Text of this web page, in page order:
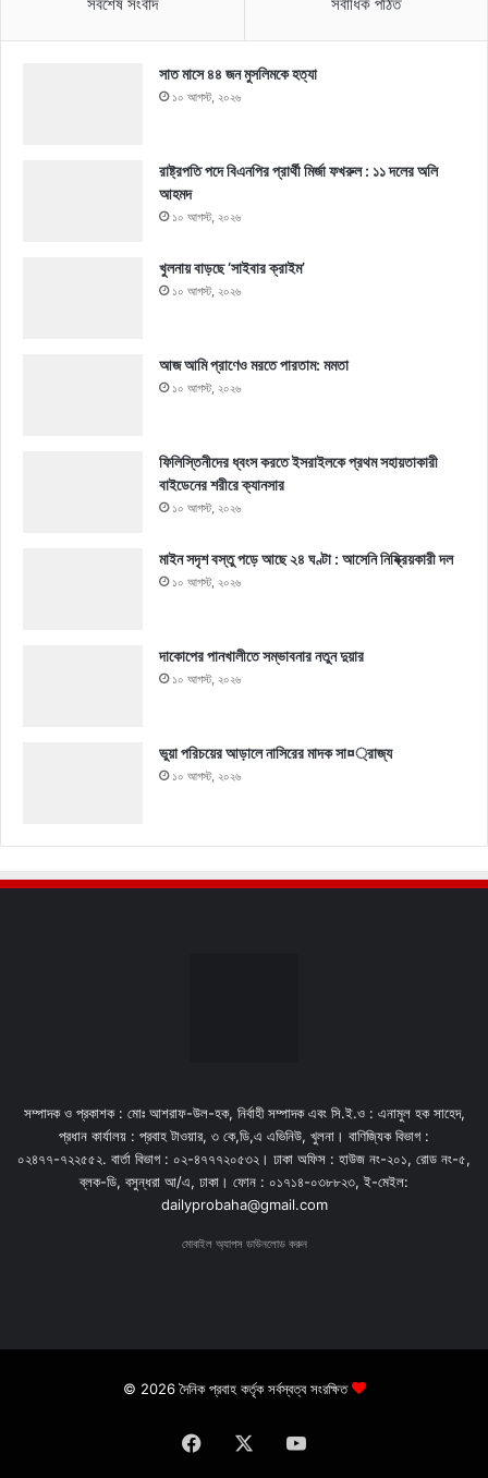
সাত মাসে ৪৪ জন মুসলিমকে হত্যা
১০ আগস্ট, ২০২৬
রাষ্ট্রপতি পদে বিএনপির প্রার্থী মির্জা ফখরুল : ১১ দলের অলি
আহমদ
১০ আগস্ট, ২০২৬
খুলনায় বাড়ছে ‘সাইবার ক্রাইম’
১০ আগস্ট, ২০২৬
আজ আমি প্রাণেও মরতে পারতাম: মমতা
১০ আগস্ট, ২০২৬
ফিলিস্তিনীদের ধ্বংস করতে ইসরাইলকে প্রথম সহায়তাকারী
বাইডেনের শরীরে ক্যানসার
১০ আগস্ট, ২০২৬
মাইন সদৃশ বস্তু পড়ে আছে ২৪ ঘণ্টা : আসেনি নিষ্ক্রিয়কারী দল
১০ আগস্ট, ২০২৬
দাকোপের পানখালীতে সম্ভাবনার নতুন দুয়ার
১০ আগস্ট, ২০২৬
ভুয়া পরিচয়ের আড়ালে নাসিরের মাদক সা¤্রাজ্য
১০ আগস্ট, ২০২৬
সম্পাদক ও প্রকাশক : মোঃ আশরাফ-উল-হক, নির্বাহী সম্পাদক এবং সি.ই.ও : এনামুল হক সাহেদ,
প্রধান কার্যালয় : প্রবাহ টাওয়ার, ৩ কে,ডি,এ এভিনিউ, খুলনা। বাণিজ্যিক বিভাগ :
০২৪৭৭-৭২২৫৫২. বার্তা বিভাগ : ০২-৪৭৭৭২০৫৩২। ঢাকা অফিস : হাউজ নং-২০১, রোড নং-৫,
ব্লক-ডি, বসুন্ধরা আ/এ, ঢাকা। ফোন : ০১৭১৪-০৩৮৮২৩, ই-মেইল:
dailyprobaha@gmail.com
মোবাইল অ্যাপস ডাউনলোড করুন
© 2026 দৈনিক প্রবাহ কর্তৃক সর্বস্বত্ব সংরক্ষিত
Facebook